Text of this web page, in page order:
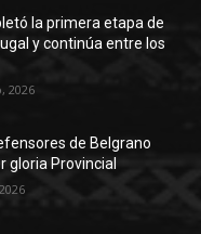
la primera etapa de
y continúa entre los
2026
de Belgrano
gloria Provincial